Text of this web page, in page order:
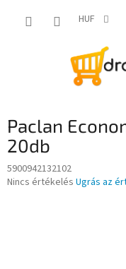
HUF
Paclan
20db
5900942132102
A
Nincs értékelés Ugrás az